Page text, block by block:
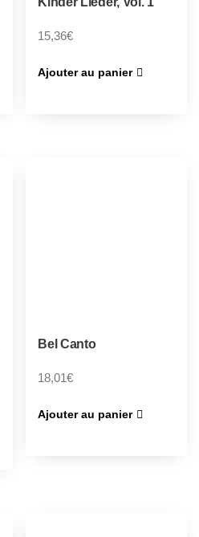
15,36€
Ajouter au panier
Bel Canto
18,01€
Ajouter au panier